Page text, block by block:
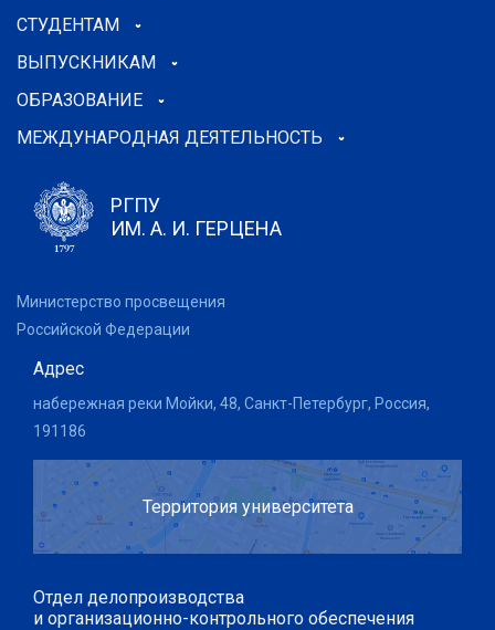
СТУДЕНТАМ
ВЫПУСКНИКАМ
ОБРАЗОВАНИЕ
МЕЖДУНАРОДНАЯ ДЕЯТЕЛЬНОСТЬ
РГПУ
ИМ. А. И. ГЕРЦЕНА
Министерство просвещения
Российской Федерации
Адрес
набережная реки Мойки, 48, Санкт-Петербург, Россия,
191186
Территория университета
Отдел делопроизводства
и организационно-контрольного обеспечения